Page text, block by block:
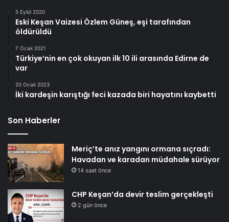
5 Eylül 2020
Eski Keşan Vaizesi Özlem Güneş, eşi tarafından
öldürüldü
7 Ocak 2021
Türkiye’nin en çok okuyan ilk 10 ili arasında Edirne de
var
20 Ocak 2023
İki kardeşin karıştığı feci kazada biri hayatını kaybetti
Son Haberler
Meriç’te anız yangını ormana sıçradı:
Havadan ve karadan müdahale sürüyor
14 saat önce
CHP Keşan’da devir teslim gerçekleşti
2 gün önce